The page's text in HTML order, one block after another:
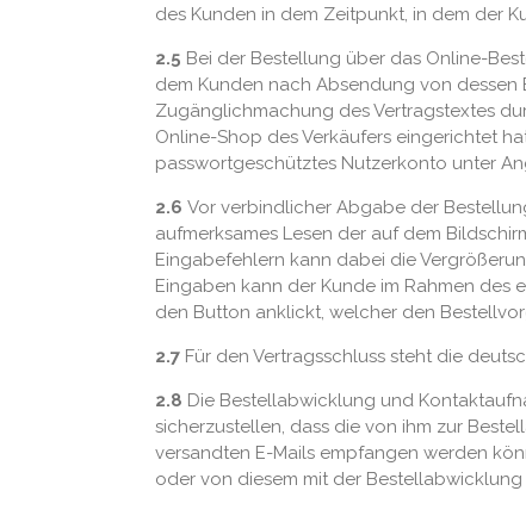
des Kunden in dem Zeitpunkt, in dem der
2.5 Bei der Bestellung über das Online-
dem Kunden nach Absendung von dessen
Zugänglichmachung des Vertragstextes
Online-Shop des Verkäufers eingerichtet
passwortgeschütztes Nutzerkonto unter
2.6 Vor verbindlicher Abgabe der
aufmerksames Lesen der auf dem
Eingabefehlern kann dabei die
Eingaben kann der Kunde im Rahmen des
den Button anklickt, welcher den
2.7Für den Vertragsschluss steht die
2.8 Die Bestellabwicklung und
sicherzustellen, dass die von ihm zur
versandten E-Mails empfangen werden
oder von diesem mit der